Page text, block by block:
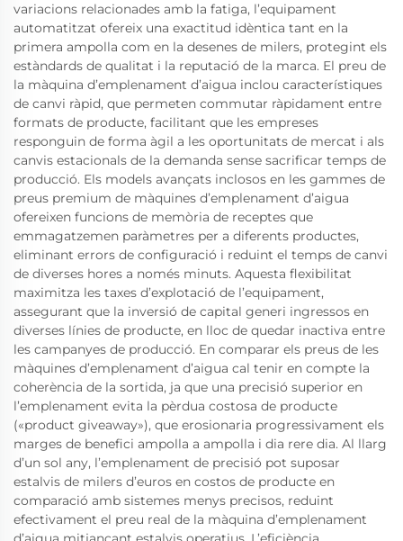
variacions relacionades amb la fatiga, l’equipament
automatitzat ofereix una exactitud idèntica tant en la
primera ampolla com en la desenes de milers, protegint els
estàndards de qualitat i la reputació de la marca. El preu de
la màquina d’emplenament d’aigua inclou característiques
de canvi ràpid, que permeten commutar ràpidament entre
formats de producte, facilitant que les empreses
responguin de forma àgil a les oportunitats de mercat i als
canvis estacionals de la demanda sense sacrificar temps de
producció. Els models avançats inclosos en les gammes de
preus premium de màquines d’emplenament d’aigua
ofereixen funcions de memòria de receptes que
emmagatzemen paràmetres per a diferents productes,
eliminant errors de configuració i reduint el temps de canvi
de diverses hores a només minuts. Aquesta flexibilitat
maximitza les taxes d’explotació de l’equipament,
assegurant que la inversió de capital generi ingressos en
diverses línies de producte, en lloc de quedar inactiva entre
les campanyes de producció. En comparar els preus de les
màquines d’emplenament d’aigua cal tenir en compte la
coherència de la sortida, ja que una precisió superior en
l’emplenament evita la pèrdua costosa de producte
(«product giveaway»), que erosionaria progressivament els
marges de benefici ampolla a ampolla i dia rere dia. Al llarg
d’un sol any, l’emplenament de precisió pot suposar
estalvis de milers d’euros en costos de producte en
comparació amb sistemes menys precisos, reduint
efectivament el preu real de la màquina d’emplenament